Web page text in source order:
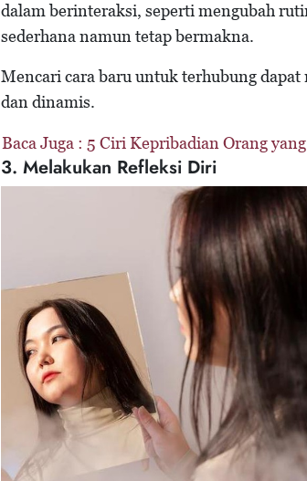
dalam berinteraksi, seperti mengubah
sederhana namun tetap bermakna.
Mencari cara baru untuk terhubung
dan dinamis.
Baca Juga : 5 Ciri Kepribadian Orang
3. Melakukan Refleksi Diri